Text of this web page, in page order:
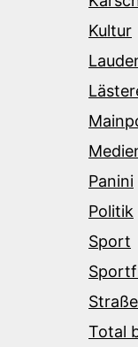
Kultur
Panini
Politik
Sport
Total